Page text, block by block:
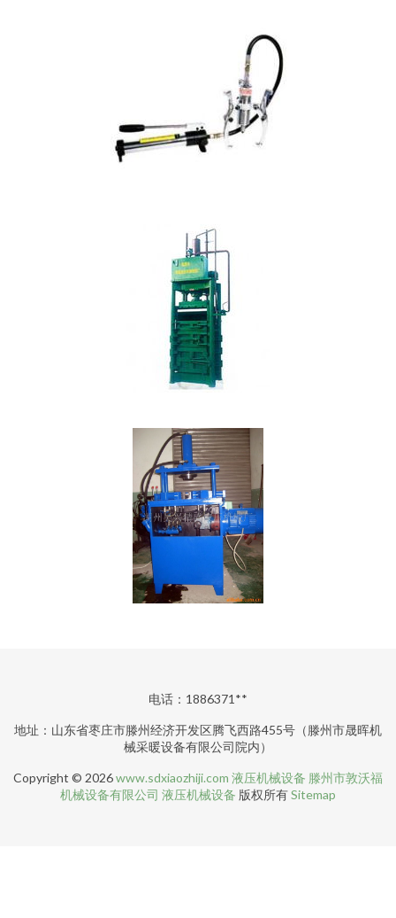
电话：1886371**
地址：山东省枣庄市滕州经济开发区腾飞西路455号（滕州市晟晖机
械采暖设备有限公司院内）
Copyright © 2026www.sdxiaozhiji.com 液压机械设备 滕州市敦沃福
机械设备有限公司 液压机械设备 版权所有Sitemap